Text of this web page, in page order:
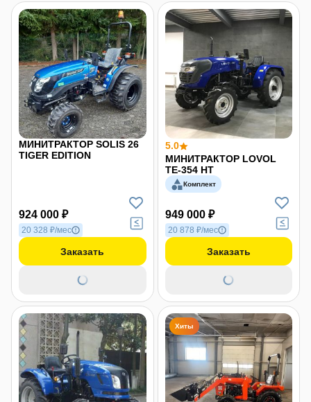
МИНИТРАКТОР SOLIS 26
TIGER EDITION
924 000 ₽
20 328 ₽/мес
Заказать
5.0
МИНИТРАКТОР LOVOL
TE-354 HT
Комплект
949 000 ₽
20 878 ₽/мес
Заказать
Хиты